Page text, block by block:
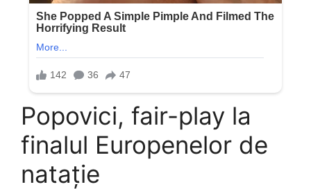
Popovici, fair-play la
finalul Europenelor de
natație